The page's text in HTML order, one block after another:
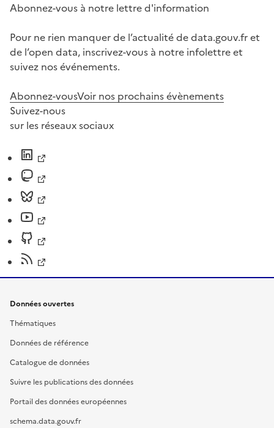
Abonnez-vous à notre lettre d'information
Pour ne rien manquer de l’actualité de data.gouv.fr et
de l’open data, inscrivez-vous à notre infolettre et
suivez nos événements.
Abonnez-vousVoir nos prochains évènements
Suivez-nous
sur les réseaux sociaux
Données ouvertes
Thématiques
Données de référence
Catalogue de données
Suivre les publications des données
Portail des données européennes
schema.data.gouv.fr